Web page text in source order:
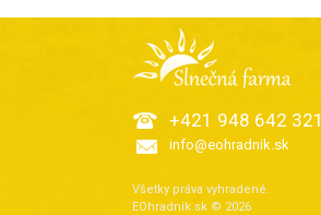
+421 948 642 321
info@eohradnik.sk
Všetky práva vyhradené.
EOhradnik.sk © 2026